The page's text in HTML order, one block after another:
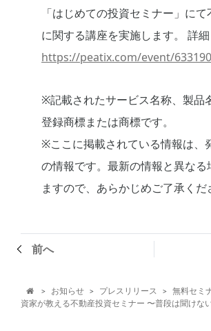
「はじめての投資セミナー」に
に関する講座を実施します。 詳細
https://peatix.com/event/
※記載されたサービス名称、製品
登録商標または商標です。
※ここに掲載されている情報は、
の情報です。最新の情報と異なる
ますので、あらかじめご了承くだ
前へ
 > お知らせ > プレスリリース > 無料セミ
資家が教える不動産投資セミナー 〜普段は聞けな